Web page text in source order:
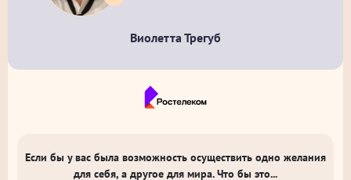
Виолетта Трегуб
Если бы у вас была возможность осуществить одно желания
для себя, а другое для мира. Что бы это...